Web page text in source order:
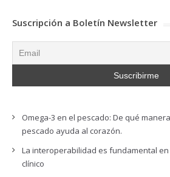
Suscripción a Boletín Newsletter
Omega-3 en el pescado: De qué
pescado ayuda al corazón.
La interoperabilidad es fundamental
clínico